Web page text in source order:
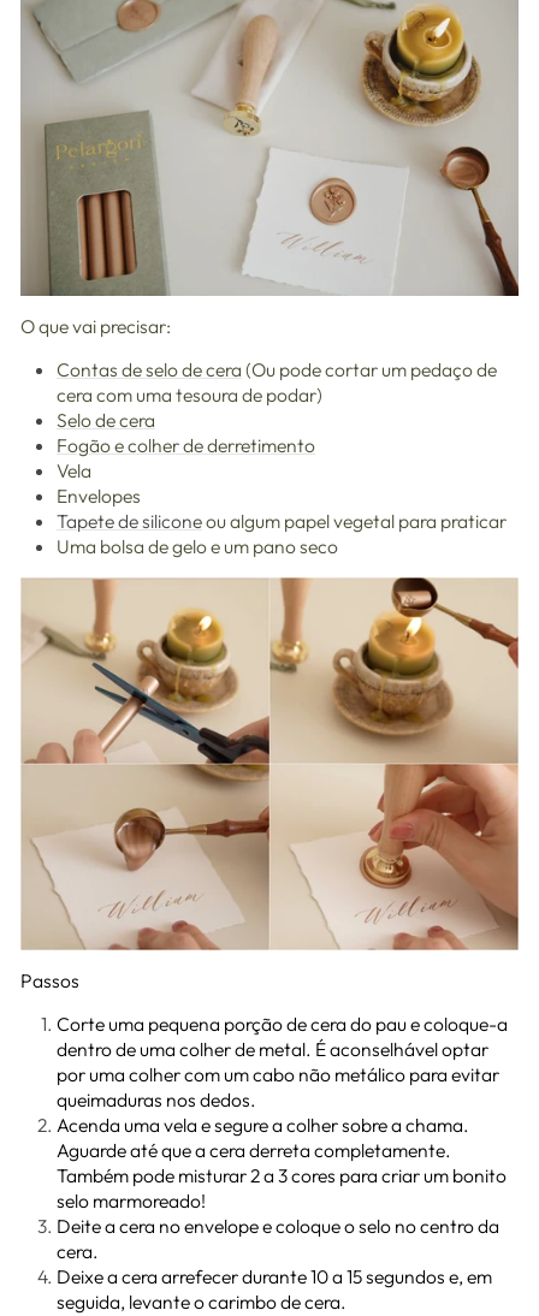
O que vai precisar:
Contas de selo de cera (Ou pode cortar um pedaço de
cera com uma tesoura de podar)
Selo de cera
Fogão e colher de derretimento
Vela
Envelopes
Tapete de siliconeou algum papel vegetal para praticar
Uma bolsa de gelo e um pano seco
Passos
Corte uma pequena porção de cera do pau e coloque-a
dentro de uma colher de metal. É aconselhável optar
por uma colher com um cabo não metálico para evitar
queimaduras nos dedos.
Acenda uma vela e segure a colher sobre a chama.
Aguarde até que a cera derreta completamente.
Também pode misturar 2 a 3 cores para criar um bonito
selo marmoreado!
Deite a cera no envelope e coloque o selo no centro da
cera.
Deixe a cera arrefecer durante 10 a 15 segundos e, em
seguida, levante o carimbo de cera.